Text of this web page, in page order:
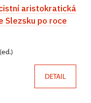
aristokratická
Slezsku po roce
DETAIL